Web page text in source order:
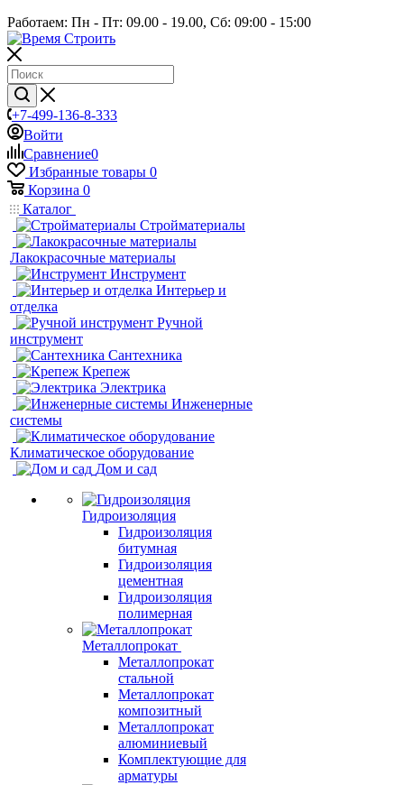
Работаем: Пн - Пт: 09.00 - 19.00, Сб: 09:00 - 15:00
+7-499-136-8-333
Войти
Сравнение0
Избранные товары 0
Корзина 0
Каталог
Стройматериалы
Лакокрасочные материалы
Инструмент
Интерьер и
отделка
Ручной
инструмент
Сантехника
Крепеж
Электрика
Инженерные
системы
Климатическое оборудование
Дом и сад
Гидроизоляция
Гидроизоляция
битумная
Гидроизоляция
цементная
Гидроизоляция
полимерная
Металлопрокат
Металлопрокат
стальной
Металлопрокат
композитный
Металлопрокат
алюминиевый
Комплектующие для
арматуры